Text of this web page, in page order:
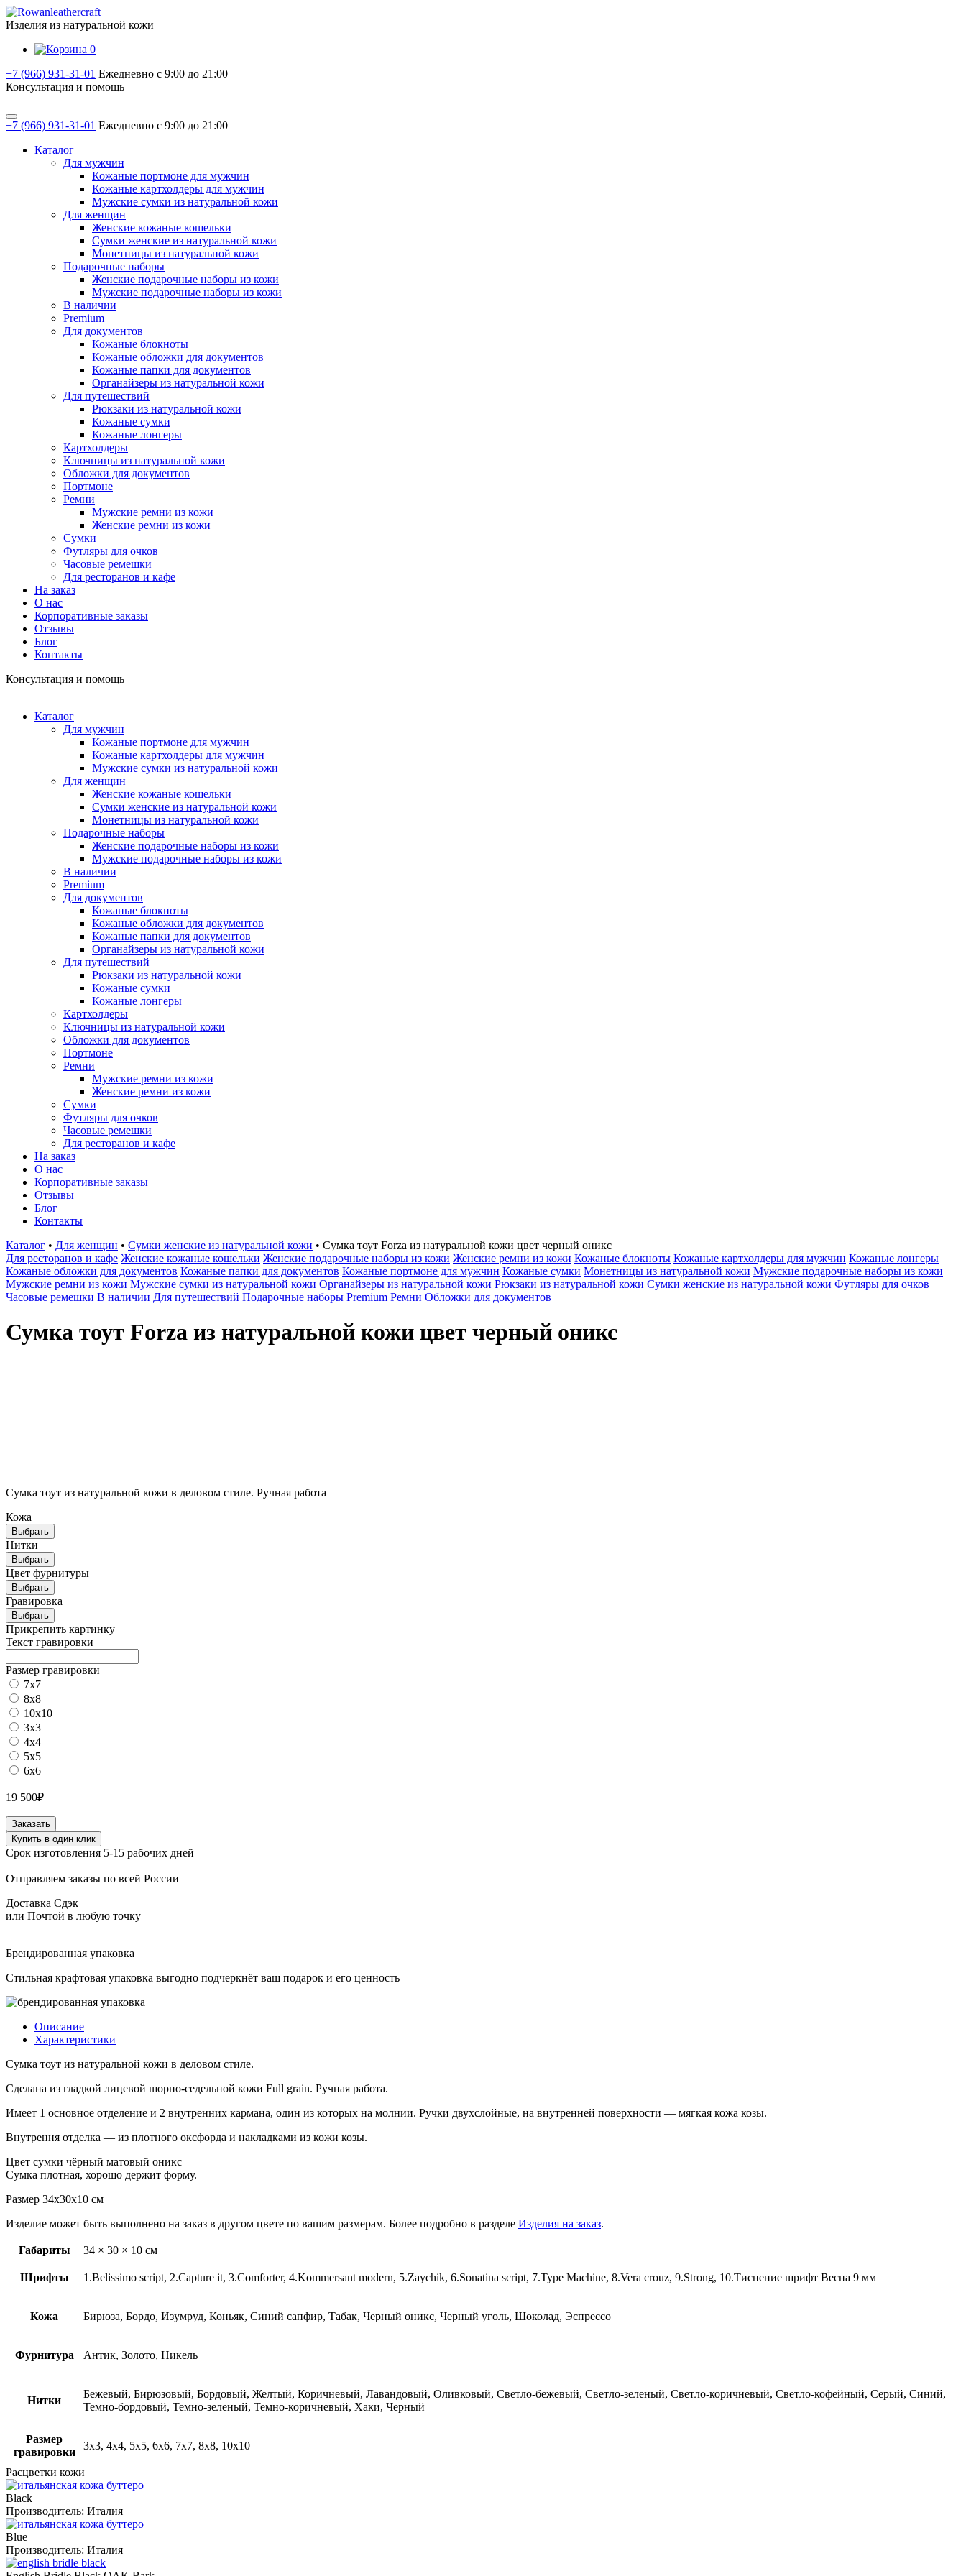
Изделия из натуральной кожи
0
+7 (966) 931-31-01 Ежедневно с 9:00 до 21:00
Консультация и помощь
+7 (966) 931-31-01 Ежедневно с 9:00 до 21:00
Каталог
Для мужчин
Кожаные портмоне для мужчин
Кожаные картхолдеры для мужчин
Мужские сумки из натуральной кожи
Для женщин
Женские кожаные кошельки
Сумки женские из натуральной кожи
Монетницы из натуральной кожи
Подарочные наборы
Женские подарочные наборы из кожи
Мужские подарочные наборы из кожи
В наличии
Premium
Для документов
Кожаные блокноты
Кожаные обложки для документов
Кожаные папки для документов
Органайзеры из натуральной кожи
Для путешествий
Рюкзаки из натуральной кожи
Кожаные сумки
Кожаные лонгеры
Картхолдеры
Ключницы из натуральной кожи
Обложки для документов
Портмоне
Ремни
Мужские ремни из кожи
Женские ремни из кожи
Сумки
Футляры для очков
Часовые ремешки
Для ресторанов и кафе
На заказ
О нас
Корпоративные заказы
Отзывы
Блог
Контакты
Консультация и помощь
Каталог
Для мужчин
Кожаные портмоне для мужчин
Кожаные картхолдеры для мужчин
Мужские сумки из натуральной кожи
Для женщин
Женские кожаные кошельки
Сумки женские из натуральной кожи
Монетницы из натуральной кожи
Подарочные наборы
Женские подарочные наборы из кожи
Мужские подарочные наборы из кожи
В наличии
Premium
Для документов
Кожаные блокноты
Кожаные обложки для документов
Кожаные папки для документов
Органайзеры из натуральной кожи
Для путешествий
Рюкзаки из натуральной кожи
Кожаные сумки
Кожаные лонгеры
Картхолдеры
Ключницы из натуральной кожи
Обложки для документов
Портмоне
Ремни
Мужские ремни из кожи
Женские ремни из кожи
Сумки
Футляры для очков
Часовые ремешки
Для ресторанов и кафе
На заказ
О нас
Корпоративные заказы
Отзывы
Блог
Контакты
Каталог • Для женщин • Сумки женские из натуральной кожи • Сумка тоут Forza из натуральной кожи цвет черный оникс
Для ресторанов и кафе Женские кожаные кошельки Женские подарочные наборы из кожи Женские ремни из кожи Кожаные блокноты Кожаные картхолдеры для мужчин Кожаные лонгеры
Кожаные обложки для документов Кожаные папки для документов Кожаные портмоне для мужчин Кожаные сумки Монетницы из натуральной кожи Мужские подарочные наборы из кожи
Мужские ремни из кожи Мужские сумки из натуральной кожи Органайзеры из натуральной кожи Рюкзаки из натуральной кожи Сумки женские из натуральной кожи Футляры для очков
Часовые ремешки В наличии Для путешествий Подарочные наборы Premium Ремни Обложки для документов
Сумка тоут Forza из натуральной кожи цвет черный оникс
Сумка тоут из натуральной кожи в деловом стиле. Ручная работа
Кожа
Выбрать
Нитки
Выбрать
Цвет фурнитуры
Выбрать
Гравировка
Выбрать
Прикрепить картинку
Текст гравировки
Размер гравировки
7х7
8х8
10х10
3х3
4х4
5х5
6х6
19 500₽
Количество
товара
Сумка
тоут
Forza
из
натуральной
кожи
оникс
Заказать
Купить в один клик
Срок изготовления 5-15 рабочих дней
Отправляем заказы по всей России
Доставка Сдэк
или Почтой в любую точку
Брендированная упаковка
Стильная крафтовая упаковка выгодно подчеркнёт ваш подарок и его ценность
Описание
Характеристики
Сумка тоут из натуральной кожи в деловом стиле.
Сделана из гладкой лицевой шорно-седельной кожи Full grain. Ручная работа.
Имеет 1 основное отделение и 2 внутренних кармана, один из которых на молнии. Ручки двухслойные, на внутренней поверхности — мягкая кожа козы.
Внутрення отделка — из плотного оксфорда и накладками из кожи козы.
Цвет сумки чёрный матовый оникс
Сумка плотная, хорошо держит форму.
Размер 34х30х10 см
Изделие может быть выполнено на заказ в другом цвете по вашим размерам. Более подробно в разделе Изделия на заказ.
Габариты 34 × 30 × 10 см
Шрифты 1.Belissimo script, 2.Capture it, 3.Comforter, 4.Kommersant modern, 5.Zaychik, 6.Sonatina script, 7.Type Machine, 8.Vera crouz, 9.Strong, 10.Тиснение шрифт Весна 9 мм
Кожа Бирюза, Бордо, Изумруд, Коньяк, Синий сапфир, Табак, Черный оникс, Черный уголь, Шоколад, Эспрессо
Фурнитура Антик, Золото, Никель
Нитки
Бежевый, Бирюзовый, Бордовый, Желтый, Коричневый, Лавандовый, Оливковый, Светло-бежевый, Светло-зеленый, Светло-коричневый, Светло-кофейный, Серый, Синий,
Темно-бордовый, Темно-зеленый, Темно-коричневый, Хаки, Черный
Размер
гравировки
3х3, 4х4, 5х5, 6х6, 7х7, 8х8, 10х10
Расцветки кожи
Black
Производитель: Италия
Blue
Производитель: Италия